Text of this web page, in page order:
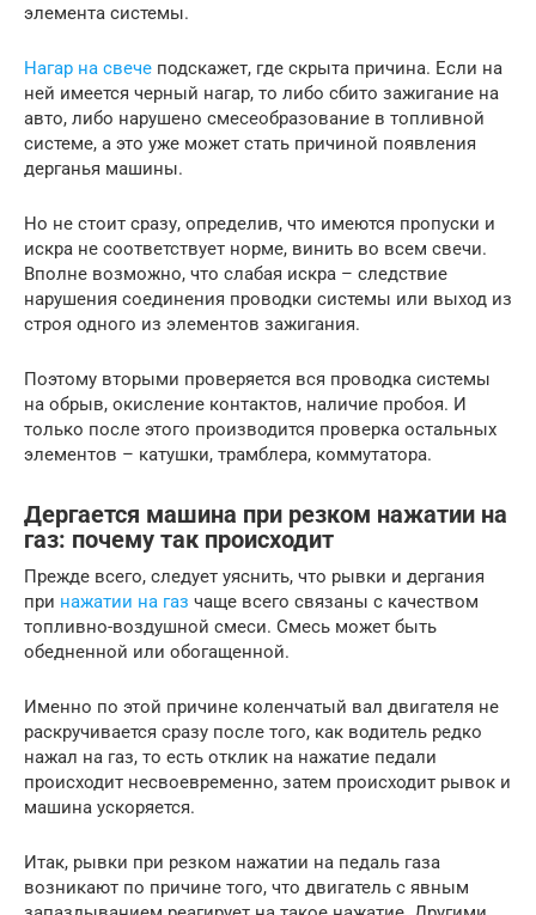
элемента системы.
Нагар на свече подскажет, где скрыта причина. Если на
ней имеется черный нагар, то либо сбито зажигание на
авто, либо нарушено смесеобразование в топливной
системе, а это уже может стать причиной появления
дерганья машины.
Но не стоит сразу, определив, что имеются пропуски и
искра не соответствует норме, винить во всем свечи.
Вполне возможно, что слабая искра – следствие
нарушения соединения проводки системы или выход из
строя одного из элементов зажигания.
Поэтому вторыми проверяется вся проводка системы
на обрыв, окисление контактов, наличие пробоя. И
только после этого производится проверка остальных
элементов – катушки, трамблера, коммутатора.
Дергается машина при резком нажатии на
газ: почему так происходит
Прежде всего, следует уяснить, что рывки и дергания
при нажатии на газ чаще всего связаны с качеством
топливно-воздушной смеси. Смесь может быть
обедненной или обогащенной.
Именно по этой причине коленчатый вал двигателя не
раскручивается сразу после того, как водитель редко
нажал на газ, то есть отклик на нажатие педали
происходит несвоевременно, затем происходит рывок и
машина ускоряется.
Итак, рывки при резком нажатии на педаль газа
возникают по причине того, что двигатель с явным